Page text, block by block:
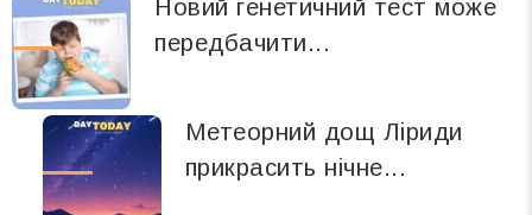
Новий генетичний тест може
передбачити...
Метеорний дощ Ліриди
прикрасить нічне...